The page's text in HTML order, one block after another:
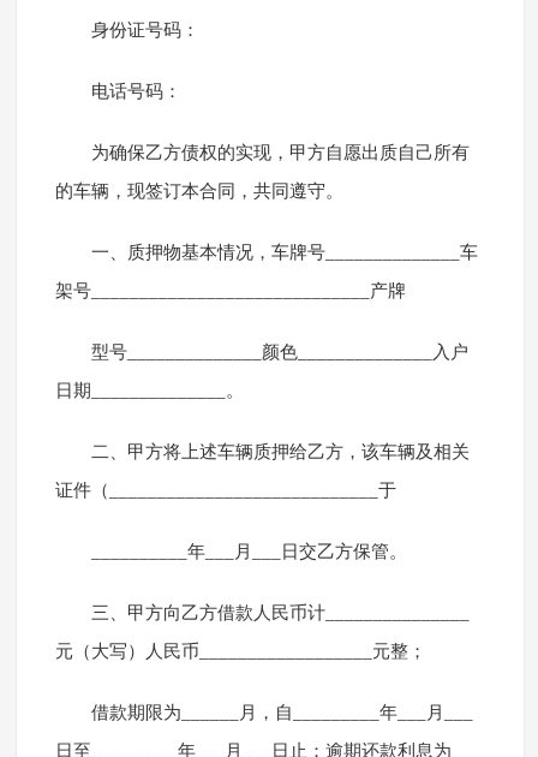
身份证号码：
电话号码：
为确保乙方债权的实现，甲方自愿出质自己所有
的车辆，现签订本合同，共同遵守。
一、质押物基本情况，车牌号______________车
架号_____________________________产牌
型号______________颜色______________入户
日期______________。
二、甲方将上述车辆质押给乙方，该车辆及相关
证件（____________________________于
__________年___月___日交乙方保管。
三、甲方向乙方借款人民币计_______________
元（大写）人民币__________________元整；
借款期限为______月，自_________年___月___
日至_________年___月___日止；逾期还款利息为